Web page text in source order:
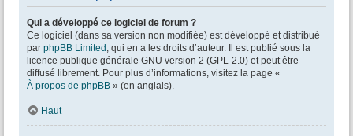
Qui a développé ce logiciel de forum ?
Ce logiciel (dans sa version non modifiée) est développé et distribué
par phpBB Limited , qui en a les droits d’auteur. Il est publié sous la
licence publique générale GNU version 2 (GPL-2.0) et peut être
diffusé librement. Pour plus d’informations, visitez la page «
À propos de phpBB » (en anglais).
Haut